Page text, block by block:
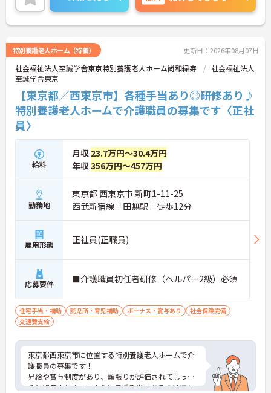
に詳細をお話しいたしますのでお気軽にご相談くだ
さい！
特別養護老人ホーム（特養） 更新日：2026年08月07日
社会福祉法人至誠学舎東京特別養護老人ホーム尚和緑寿
社会福祉法人
至誠学舎東京
【東京都／西東京市】各種手当あり◎研修あり♪
特別養護老人ホームで介護職員の募集です〈正社
員〉
給料
月収 23.7万円～30.4万円
年収356万円～457万円
勤務地
東京都 西東京市 新町1-11-25
西武新宿線「田無駅」徒歩12分
雇用形態 正社員(正職員)
応募要件 ■介護職員初任者研修（ヘルパー2級）必須
住宅手当・補助 託児所・育児補助 ボーナス・賞与あり
社会保険完備
交通費支給
東京都西東京市に位置する特別養護老人ホームで介
護職員の募集です！
昇給や賞与制度があり、頑張りが評価されてしっか
りと還元されます。さらに各種手当もあるのは嬉し